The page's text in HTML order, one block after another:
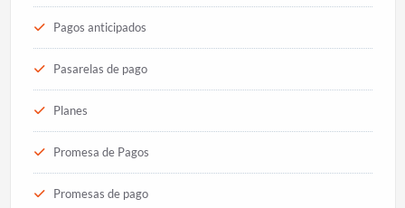
Pagos anticipados
Pasarelas de pago
Planes
Promesa de Pagos
Promesas de pago